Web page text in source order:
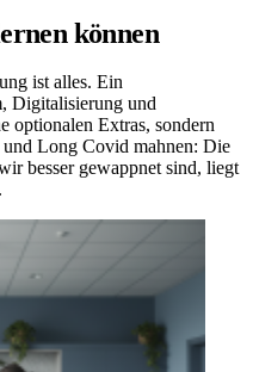
können
ist alles. Ein
Digitalisierung und
optionalen Extras, sondern
Long Covid mahnen: Die
besser gewappnet sind, liegt